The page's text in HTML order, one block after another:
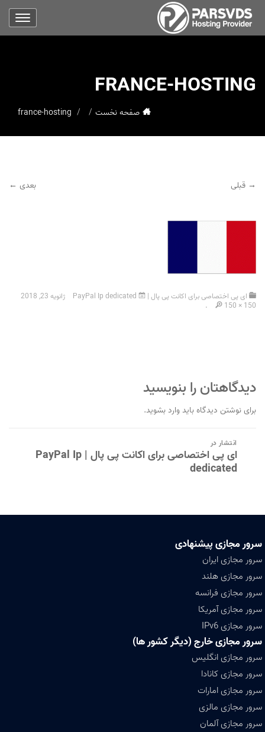
FRANCE-HOSTING
صفحه نخست france-hosting
→ قبلی بعدی ←
ای پی اختصاصی برای اکانت پی پال | PayPal Ip dedicated
ژانویه 23, 2018
150 × 150
.
دیدگاهتان را بنویسید
برای نوشتن دیدگاه بایدوارد بشوید.
راهبری
نوشته
انتشار در
ای پی اختصاصی برای اکانت پی پال | PayPal Ip
dedicated
سرور مجازی پیشنهادی
سرور مجازی ایران
سرور مجازی هلند
سرور مجازی فرانسه
سرور مجازی آمریکا
سرور مجازی IPv6
سرور مجازی خارج (دیگر کشور ها)
سرور مجازی انگلیس
سرور مجازی کانادا
سرور مجازی امارات
سرور مجازی مالزی
سرور مجازی آلمان